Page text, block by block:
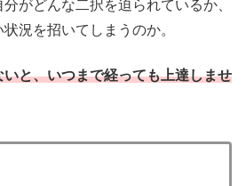
がどんな二択を迫られているか、
況を招いてしまうのか。
と、いつまで経っても上達しませ